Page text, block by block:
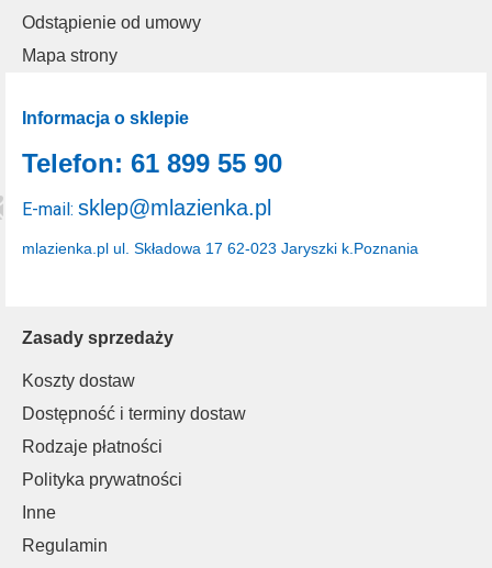
Odstąpienie od umowy
Mapa strony
Zasady sprzedaży
Koszty dostaw
Dostępność i terminy dostaw
Rodzaje płatności
Polityka prywatności
Inne
Regulamin
Informacja o sklepie
mlazienka.pl ul. Składowa 17 62-023 Jaryszki k.Poznania
Telefon: 61 899 55 90
E-mail: sklep@mlazienka.pl